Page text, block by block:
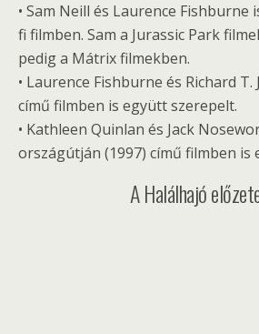
• Sam Neill és Laurence Fishburne
fi filmben. Sam a Jurassic Park
pedig a Mátrix filmekben.
• Laurence Fishburne és Richard T.
című filmben is együtt szerepelt.
• Kathleen Quinlan és Jack
országútján (1997) című filmben is
A Halálhajó